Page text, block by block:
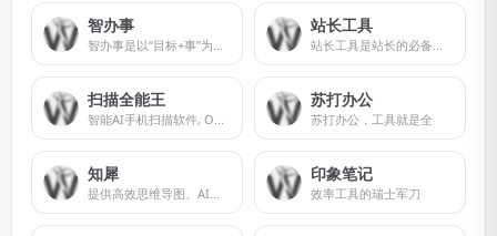
智办事
智办事是以“目标+事”为中心的企业数字化管理工具
站长工具
站长工具是站长的必备工具
扫描全能王
智能AI手机扫描软件, OCR文字识别及PDF转换工具
苏打办公
苏打办公，工具就是全
知犀
提供高效思维导图、AI思维导图、流程图软件
印象笔记
效率工具的瑞士军刀